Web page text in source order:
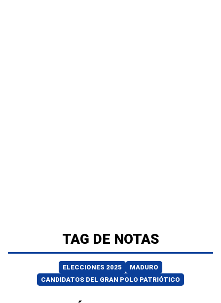
TAG DE NOTAS
ELECCIONES 2025
MADURO
CANDIDATOS DEL GRAN POLO PATRIÓTICO